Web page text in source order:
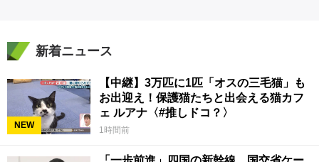
新着ニュース
NEW
【中継】3万匹に1匹「オスの三毛猫」も
お出迎え！保護猫たちと出会える猫カフ
ェ ルアナ〈#推しドコ？〉
1時間前